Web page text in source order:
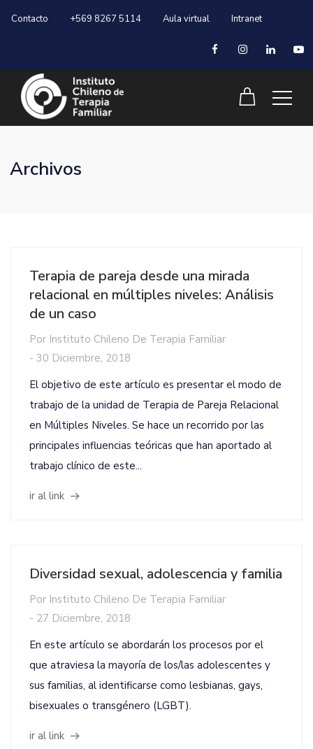
Contacto +569 8267 5114 Aula virtual Intranet
Archivos
Terapia de pareja desde una mirada
relacional en múltiples niveles: Análisis
de un caso
Por Instituto Chileno De Terapia Familiar
- 30 Diciembre, 2018
El objetivo de este artículo es presentar el modo de
trabajo de la unidad de Terapia de Pareja Relacional
en Múltiples Niveles. Se hace un recorrido por las
principales influencias teóricas que han aportado al
trabajo clínico de este...
ir al link
Diversidad sexual, adolescencia y familia
Por Instituto Chileno De Terapia Familiar
- 27 Diciembre, 2018
En este artículo se abordarán los procesos por el
que atraviesa la mayoría de los/las adolescentes y
sus familias, al identificarse como lesbianas, gays,
bisexuales o transgénero (LGBT).
ir al link